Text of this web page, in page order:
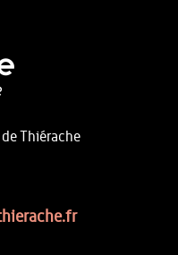
Thiérache